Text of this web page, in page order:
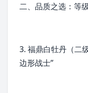
二、品质之选：等
3. 福鼎白牡丹（二
边形战士”